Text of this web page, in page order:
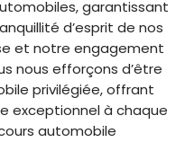
garantissant
d’esprit de nos
et notre engagement
nous efforçons d’être
privilégiée, offrant
exceptionnel à chaque
automobile